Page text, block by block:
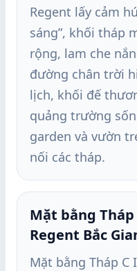
Regent lấy cảm
sáng”, khối tháp
rộng, lam che
đường chân trời
lịch, khối đế
quảng trường
garden và vườn
nối các tháp.
Mặt bằng
Regent Bắc
Mặt bằng Tháp C